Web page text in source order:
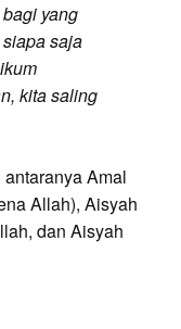
yang
saja
kita saling
Amal
Allah), Aisyah
dan Aisyah